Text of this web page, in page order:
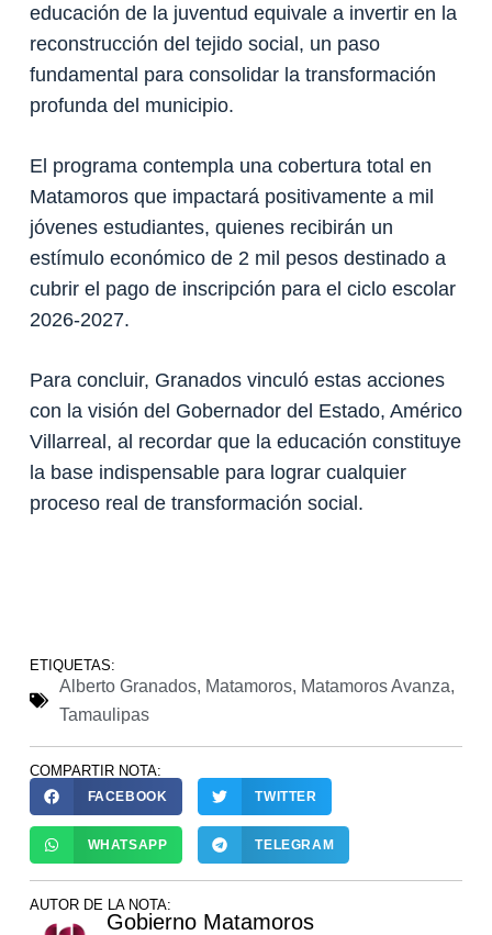
educación de la juventud equivale a invertir en la
reconstrucción del tejido social, un paso
fundamental para consolidar la transformación
profunda del municipio.
El programa contempla una cobertura total en
Matamoros que impactará positivamente a mil
jóvenes estudiantes, quienes recibirán un
estímulo económico de 2 mil pesos destinado a
cubrir el pago de inscripción para el ciclo escolar
2026-2027.
Para concluir, Granados vinculó estas acciones
con la visión del Gobernador del Estado, Américo
Villarreal, al recordar que la educación constituye
la base indispensable para lograr cualquier
proceso real de transformación social.
ETIQUETAS:
Alberto Granados, Matamoros, Matamoros Avanza,
Tamaulipas
COMPARTIR NOTA:
FACEBOOK TWITTER
WHATSAPP TELEGRAM
AUTOR DE LA NOTA:
Gobierno Matamoros